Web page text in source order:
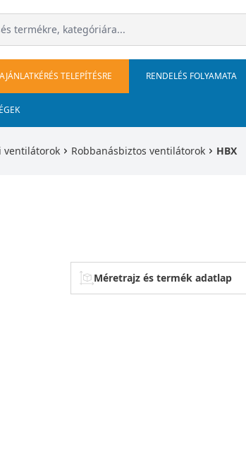
AJÁNLATKÉRÉS TELEPÍTÉSRE RENDELÉS FOLYAMATA
ventilátorok Robbanásbiztos ventilátorok HBX
Méretrajz és termék adatlap